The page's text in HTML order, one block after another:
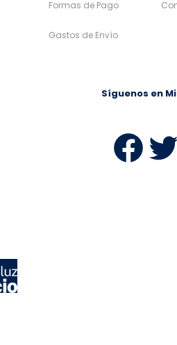
Formas de Pago
Gastos de Envío
Síguenos en